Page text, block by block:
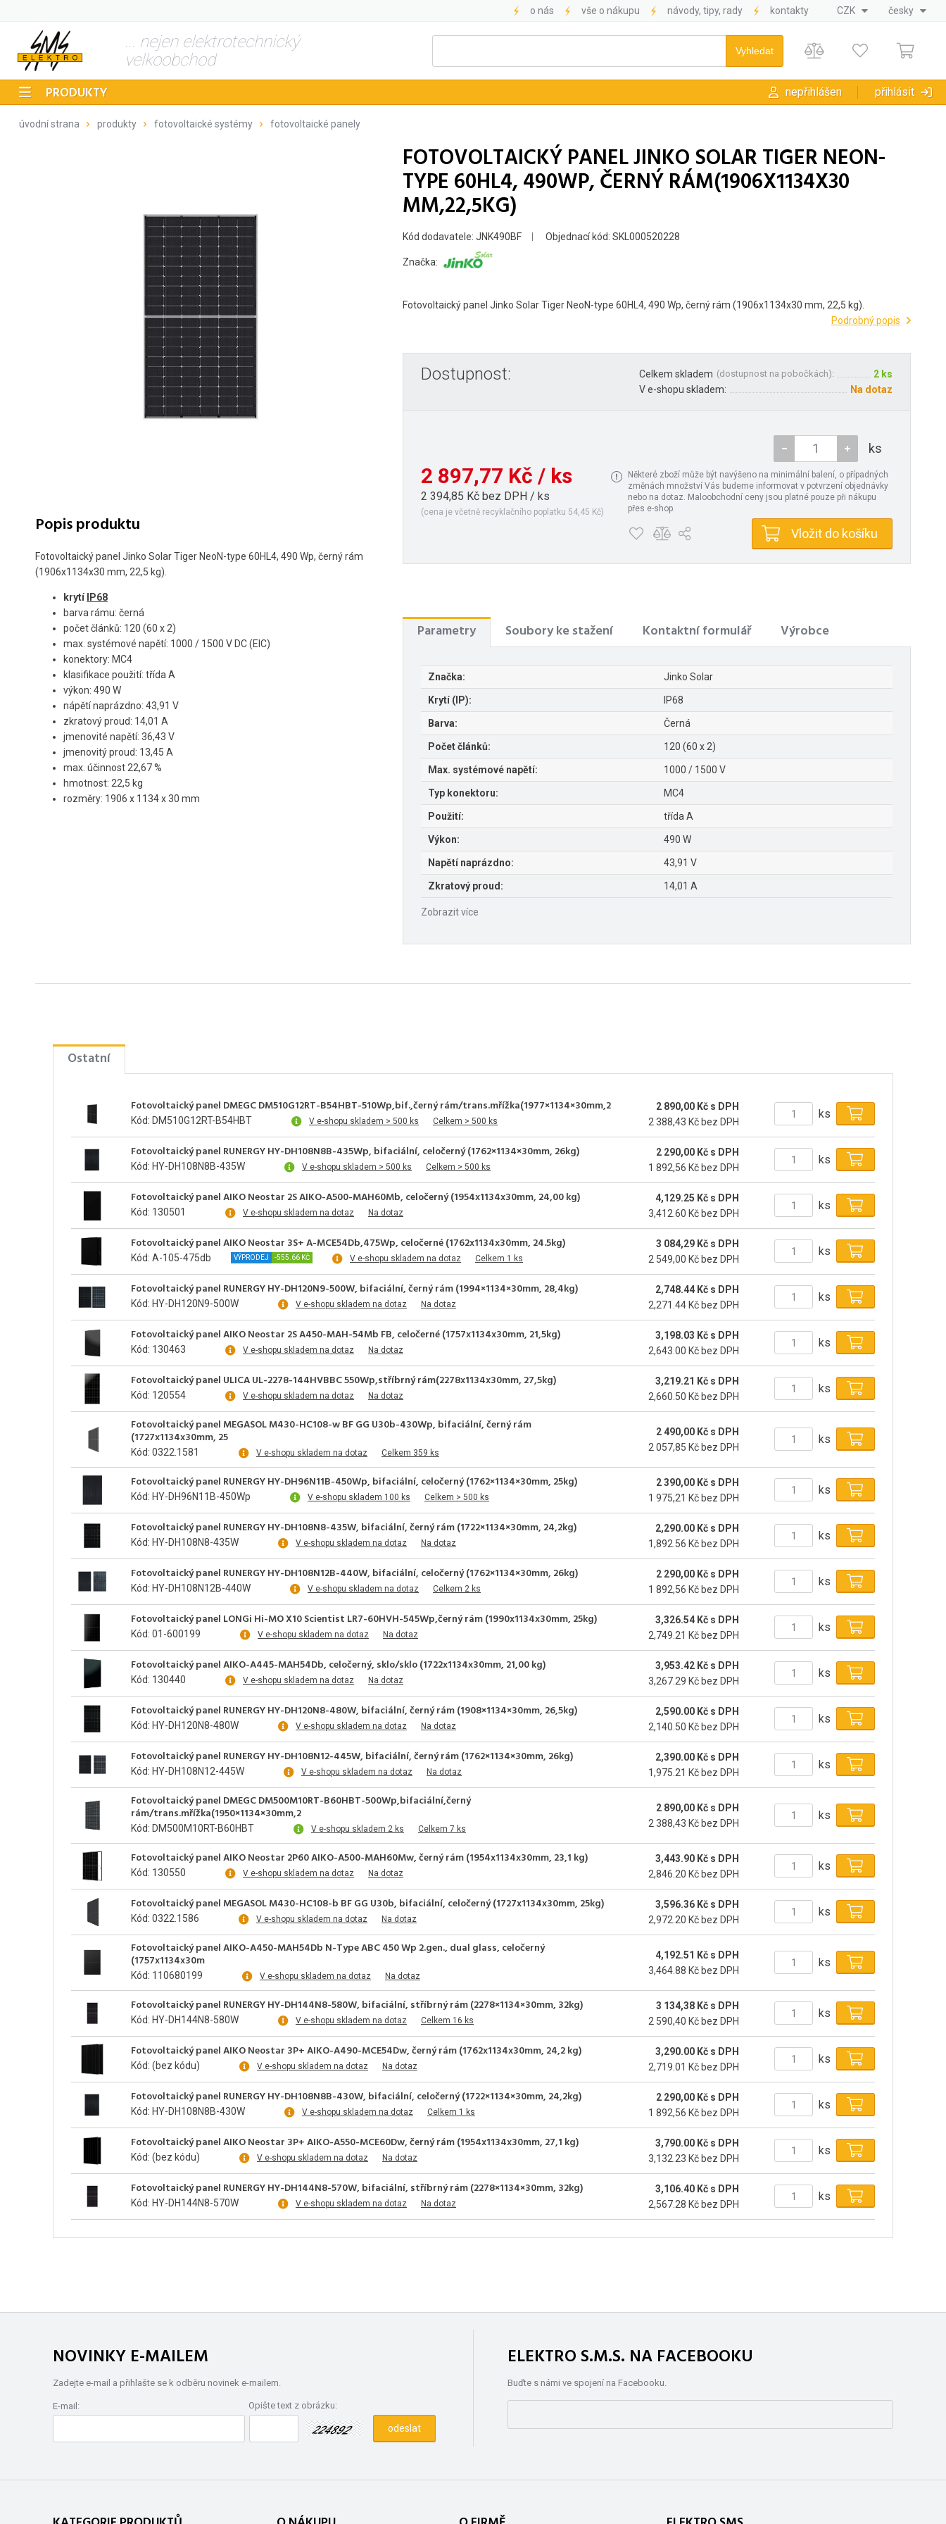
o nás vše o nákupu návody, tipy, rady kontakty CZK česky
... nejen elektrotechnický
velkoobchod
PRODUKTY nepřihlášen přihlásit
úvodní strana produkty fotovoltaické systémy fotovoltaické panely
Popis produktu
Fotovoltaický panel Jinko Solar Tiger NeoN-type 60HL4, 490 Wp, černý rám
(1906x1134x30 mm, 22,5 kg).
krytí IP68
barva rámu: černá
počet článků: 120 (60 x 2)
max. systémové napětí: 1000 / 1500 V DC (EIC)
konektory: MC4
klasifikace použití: třída A
výkon: 490 W
nápětí naprázdno: 43,91 V
zkratový proud: 14,01 A
jmenovité napětí: 36,43 V
jmenovitý proud: 13,45 A
max. účinnost 22,67 %
hmotnost: 22,5 kg
rozměry: 1906 x 1134 x 30 mm
FOTOVOLTAICKÝ PANEL JINKO SOLAR TIGER NEON-
TYPE 60HL4, 490WP, ČERNÝ RÁM(1906X1134X30
MM,22,5KG)
Kód dodavatele: JNK490BF Objednací kód: SKL000520228
Značka:
Fotovoltaický panel Jinko Solar Tiger NeoN-type 60HL4, 490 Wp, černý rám (1906x1134x30 mm, 22,5 kg).
Podrobný popis
Dostupnost: Celkem skladem (dostupnost na pobočkách):
2 ks
V e-shopu skladem:
Na dotaz
2 897,77 Kč / ks
2 394,85 Kč bez DPH / ks
(cena je včetně recyklačního poplatku 54,45 Kč)
ks
Některé zboží může být navýšeno na minimální balení, o případných
změnách množství Vás budeme informovat v potvrzení objednávky
nebo na dotaz. Maloobchodní ceny jsou platné pouze při nákupu
přes e-shop.
Vložit do košíku
Parametry Soubory ke stažení Kontaktní formulář Výrobce
Značka: Jinko Solar
Krytí (IP): IP68
Barva: Černá
Počet článků: 120 (60 x 2)
Max. systémové napětí: 1000 / 1500 V
Typ konektoru: MC4
Použití: třída A
Výkon: 490 W
Napětí naprázdno: 43,91 V
Zkratový proud: 14,01 A
Zobrazit více
Ostatní
Fotovoltaický panel DMEGC DM510G12RT-B54HBT-510Wp,bif.,černý rám/trans.mřížka(1977×1134×30mm,2
Kód: DM510G12RT-B54HBT V e-shopu skladem > 500 ks Celkem > 500 ks
2 890,00 Kč s DPH
2 388,43 Kč bez DPH
ks
Fotovoltaický panel RUNERGY HY-DH108N8B-435Wp, bifaciální, celočerný (1762×1134×30mm, 26kg)
Kód: HY-DH108N8B-435W V e-shopu skladem > 500 ks Celkem > 500 ks
2 290,00 Kč s DPH
1 892,56 Kč bez DPH
ks
Fotovoltaický panel AIKO Neostar 2S AIKO-A500-MAH60Mb, celočerný (1954x1134x30mm, 24,00 kg)
Kód: 130501 V e-shopu skladem na dotaz Na dotaz
4,129.25 Kč s DPH
3,412.60 Kč bez DPH
ks
Fotovoltaický panel AIKO Neostar 3S+ A-MCE54Db,475Wp, celočerné (1762x1134x30mm, 24.5kg)
Kód: A-105-475db VÝPRODEJ -555.66 KČ V e-shopu skladem na dotaz Celkem 1 ks
3 084,29 Kč s DPH
2 549,00 Kč bez DPH
ks
Fotovoltaický panel RUNERGY HY-DH120N9-500W, bifaciální, černý rám (1994×1134×30mm, 28,4kg)
Kód: HY-DH120N9-500W V e-shopu skladem na dotaz Na dotaz
2,748.44 Kč s DPH
2,271.44 Kč bez DPH
ks
Fotovoltaický panel AIKO Neostar 2S A450-MAH-54Mb FB, celočerné (1757x1134x30mm, 21,5kg)
Kód: 130463 V e-shopu skladem na dotaz Na dotaz
3,198.03 Kč s DPH
2,643.00 Kč bez DPH
ks
Fotovoltaický panel ULICA UL-2278-144HVBBC 550Wp,stříbrný rám(2278x1134x30mm, 27,5kg)
Kód: 120554 V e-shopu skladem na dotaz Na dotaz
3,219.21 Kč s DPH
2,660.50 Kč bez DPH
ks
Fotovoltaický panel MEGASOL M430-HC108-w BF GG U30b-430Wp, bifaciální, černý rám
(1727x1134x30mm, 25
Kód: 0322.1581 V e-shopu skladem na dotaz Celkem 359 ks
2 490,00 Kč s DPH
2 057,85 Kč bez DPH
ks
Fotovoltaický panel RUNERGY HY-DH96N11B-450Wp, bifaciální, celočerný (1762×1134×30mm, 25kg)
Kód: HY-DH96N11B-450Wp V e-shopu skladem 100 ks Celkem > 500 ks
2 390,00 Kč s DPH
1 975,21 Kč bez DPH
ks
Fotovoltaický panel RUNERGY HY-DH108N8-435W, bifaciální, černý rám (1722×1134×30mm, 24,2kg)
Kód: HY-DH108N8-435W V e-shopu skladem na dotaz Na dotaz
2,290.00 Kč s DPH
1,892.56 Kč bez DPH
ks
Fotovoltaický panel RUNERGY HY-DH108N12B-440W, bifaciální, celočerný (1762×1134×30mm, 26kg)
Kód: HY-DH108N12B-440W V e-shopu skladem na dotaz Celkem 2 ks
2 290,00 Kč s DPH
1 892,56 Kč bez DPH
ks
Fotovoltaický panel LONGi Hi-MO X10 Scientist LR7-60HVH-545Wp,černý rám (1990x1134x30mm, 25kg)
Kód: 01-600199 V e-shopu skladem na dotaz Na dotaz
3,326.54 Kč s DPH
2,749.21 Kč bez DPH
ks
Fotovoltaický panel AIKO-A445-MAH54Db, celočerný, sklo/sklo (1722x1134x30mm, 21,00 kg)
Kód: 130440 V e-shopu skladem na dotaz Na dotaz
3,953.42 Kč s DPH
3,267.29 Kč bez DPH
ks
Fotovoltaický panel RUNERGY HY-DH120N8-480W, bifaciální, černý rám (1908×1134×30mm, 26,5kg)
Kód: HY-DH120N8-480W V e-shopu skladem na dotaz Na dotaz
2,590.00 Kč s DPH
2,140.50 Kč bez DPH
ks
Fotovoltaický panel RUNERGY HY-DH108N12-445W, bifaciální, černý rám (1762×1134×30mm, 26kg)
Kód: HY-DH108N12-445W V e-shopu skladem na dotaz Na dotaz
2,390.00 Kč s DPH
1,975.21 Kč bez DPH
ks
Fotovoltaický panel DMEGC DM500M10RT-B60HBT-500Wp,bifaciální,černý
rám/trans.mřížka(1950×1134×30mm,2
Kód: DM500M10RT-B60HBT V e-shopu skladem 2 ks Celkem 7 ks
2 890,00 Kč s DPH
2 388,43 Kč bez DPH
ks
Fotovoltaický panel AIKO Neostar 2P60 AIKO-A500-MAH60Mw, černý rám (1954x1134x30mm, 23,1 kg)
Kód: 130550 V e-shopu skladem na dotaz Na dotaz
3,443.90 Kč s DPH
2,846.20 Kč bez DPH
ks
Fotovoltaický panel MEGASOL M430-HC108-b BF GG U30b, bifaciální, celočerný (1727x1134x30mm, 25kg)
Kód: 0322.1586 V e-shopu skladem na dotaz Na dotaz
3,596.36 Kč s DPH
2,972.20 Kč bez DPH
ks
Fotovoltaický panel AIKO-A450-MAH54Db N-Type ABC 450 Wp 2.gen., dual glass, celočerný
(1757x1134x30m
Kód: 110680199 V e-shopu skladem na dotaz Na dotaz
4,192.51 Kč s DPH
3,464.88 Kč bez DPH
ks
Fotovoltaický panel RUNERGY HY-DH144N8-580W, bifaciální, stříbrný rám (2278×1134×30mm, 32kg)
Kód: HY-DH144N8-580W V e-shopu skladem na dotaz Celkem 16 ks
3 134,38 Kč s DPH
2 590,40 Kč bez DPH
ks
Fotovoltaický panel AIKO Neostar 3P+ AIKO-A490-MCE54Dw, černý rám (1762x1134x30mm, 24,2 kg)
Kód: (bez kódu) V e-shopu skladem na dotaz Na dotaz
3,290.00 Kč s DPH
2,719.01 Kč bez DPH
ks
Fotovoltaický panel RUNERGY HY-DH108N8B-430W, bifaciální, celočerný (1722×1134×30mm, 24,2kg)
Kód: HY-DH108N8B-430W V e-shopu skladem na dotaz Celkem 1 ks
2 290,00 Kč s DPH
1 892,56 Kč bez DPH
ks
Fotovoltaický panel AIKO Neostar 3P+ AIKO-A550-MCE60Dw, černý rám (1954x1134x30mm, 27,1 kg)
Kód: (bez kódu) V e-shopu skladem na dotaz Na dotaz
3,790.00 Kč s DPH
3,132.23 Kč bez DPH
ks
Fotovoltaický panel RUNERGY HY-DH144N8-570W, bifaciální, stříbrný rám (2278×1134×30mm, 32kg)
Kód: HY-DH144N8-570W V e-shopu skladem na dotaz Na dotaz
3,106.40 Kč s DPH
2,567.28 Kč bez DPH
ks
NOVINKY E-MAILEM
Zadejte e-mail a přihlašte se k odběru novinek e-mailem.
E-mail: Opište text z obrázku:
ELEKTRO S.M.S. NA FACEBOOKU
Buďte s námi ve spojení na Facebooku.